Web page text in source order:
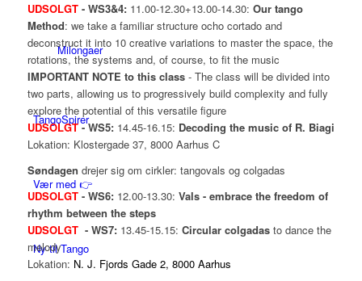
Milongaer
TangoSpirer
Vær med 👉
Ny til Tango
UDSOLGT- WS3&4: 11.00-12.30+13.00-14.30: Our tango
Method: we take a familiar structure ocho cortadoand
deconstruct it into 10 creative variations to master the space, the
rotations, the systems and, of course, to fit the music
IMPORTANT NOTE to this class- The class will be divided into
two parts, allowing us to progressively build complexity and fully
explore the potential of this versatile figure
UDSOLGT- WS5: 14.45-16.15: Decoding the music of R. Biagi
Lokation: Klostergade 37, 8000 Aarhus C
Søndagen drejer sig om cirkler: tangovals og colgadas
UDSOLGT- WS6: 12.00-13.30: Vals - embrace the freedom of
rhythm between the steps
UDSOLGT - WS7: 13.45-15.15: Circular colgadas to dance the
melody
Lokation: N. J. Fjords Gade 2, 8000 Aarhus